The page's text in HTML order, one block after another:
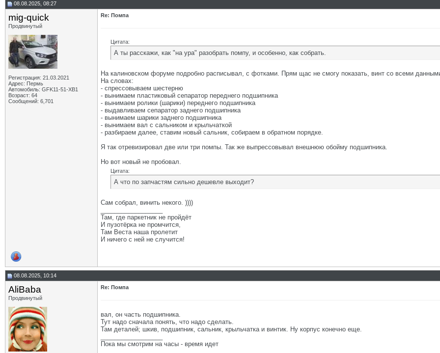
08.08.2025, 08:27
mig-quick
Продвинутый
Регистрация: 21.03.2021
Адрес: Пермь
Автомобиль: GFK11-51-ХВ1
Возраст: 64
Сообщений: 6,701
Re: Помпа
Цитата:
А ты расскажи, как "на ура" разобрать помпу, и особенно, как собрать.
На калиновском форуме подробно расписывал, с фотками. Прям щас не смогу показать, винт со всеми
На словах:
- спрессовываем шестерню
- вынимаем пластиковый сепаратор переднего подшипника
- вынимаем ролики (шарики) переднего подшипника
- выдавливаем сепаратор заднего подшипника
- вынимаем шарики заднего подшипника
- вынимаем вал с сальником и крыльчаткой
- разбираем далее, ставим новый сальник, собираем в обратном порядке.
Я так отревизировал две или три помпы. Так же выпрессовывал внешнюю обойму подшипника.
Но вот новый не пробовал.
Цитата:
А что по запчастям сильно дешевле выходит?
Сам собрал, винить некого. ))))
Там, где паркетник не пройдёт
И пузотёрка не промчится,
Там Веста наша пролетит
И ничего с ней не случится!
08.08.2025, 10:14
AliBaba
Продвинутый
Re: Помпа
вал, он часть подшипника.
Тут надо сначала понять, что надо сделать.
Там деталей; шкив, подшипник, сальник, крыльчатка и винтик. Ну корпус конечно еще.
Пока мы смотрим на часы - время идет